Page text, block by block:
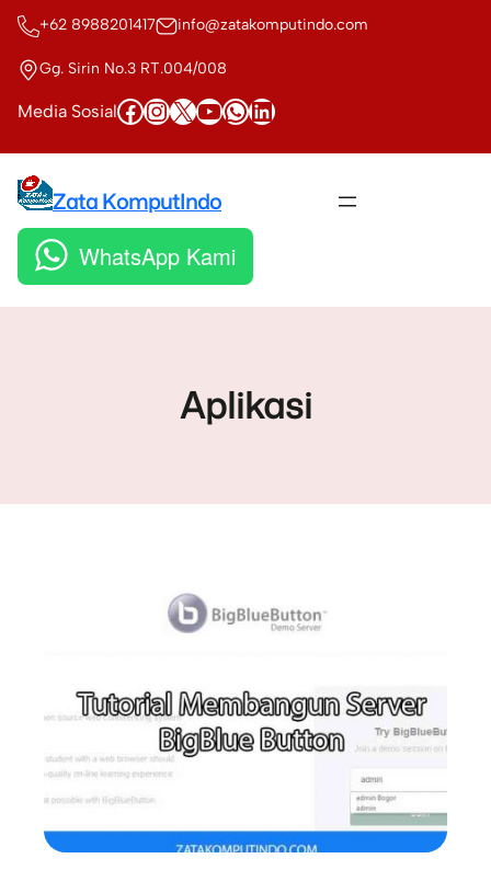
Skip
content
+62 8988201417 info@zatakomputindo.com
Gg. Sirin No.3 RT.004/008
Media SosialFacebook
Instagram
X YouTube
WhatsApp
LinkedIn
Zata KomputIndo
WhatsApp Kami
Aplikasi